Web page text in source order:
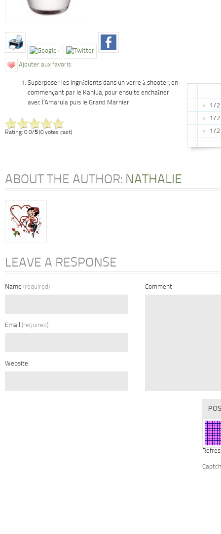
Ajouter aux favoris
1/2
1/2
1/2
Superposer les ingrédients dans un verre à shooter, en
commençant par le Kahlua, pour ensuite enchaîner
avec l’Amarula puis le Grand Marnier.
Rating: 0.0/5(0 votes cast)
ABOUT THE AUTHOR: NATHALIE
LEAVE A RESPONSE
Name (required)
Email (required)
Website
Comment